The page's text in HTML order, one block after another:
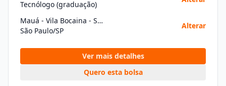
Tecnólogo (graduação)
Mauá - Vila Bocaina - São Paulo
São Paulo/SP
Alterar
Ver mais detalhes
Quero esta bolsa